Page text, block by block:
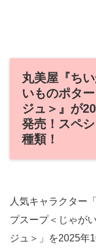
丸美屋『ち
いものポタ
ジュ＞』が
発売！スペ
種類！
人気キャラクター
プスープ＜じゃが
ジュ＞」を2025年